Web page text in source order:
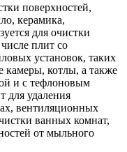
поверхностей,
керамика,
для очистки
плит со
установок, таких
камеры, котлы, а также
и с тефлоновым
для удаления
вентиляционных
ванных комнат,
от мыльного